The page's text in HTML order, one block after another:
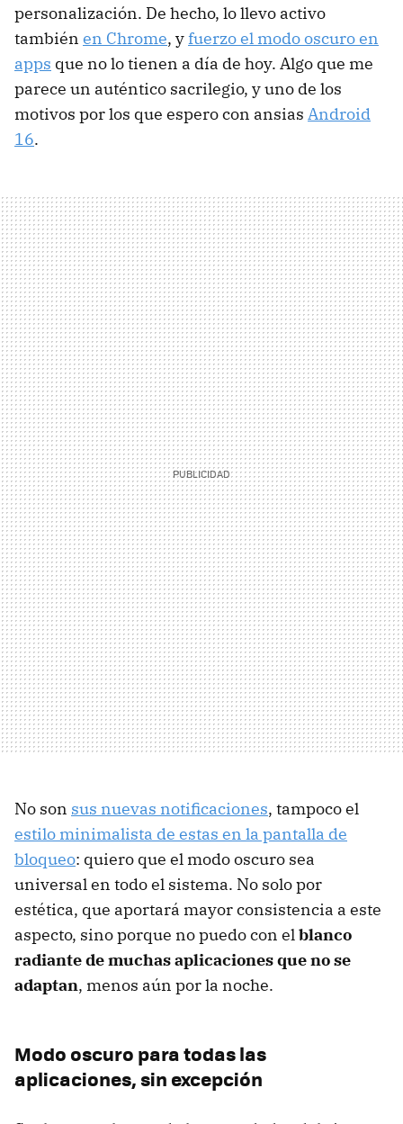
personalización. De hecho, lo llevo activo
también en Chrome, yfuerzo el modo oscuro en
apps que no lo tienen a día de hoy. Algo que me
parece un auténtico sacrilegio, y uno de los
motivos por los que espero con ansias Android
16.
No son sus nuevas notificaciones, tampoco el
estilo minimalista de estas en la pantalla de
bloqueo: quiero que el modo oscuro sea
universal en todo el sistema. No solo por
estética, que aportará mayor consistencia a este
aspecto, sino porque no puedo con elblanco
radiante de muchas aplicaciones que no se
adaptan, menos aún por la noche.
Modo oscuro para todas las
aplicaciones, sin excepción